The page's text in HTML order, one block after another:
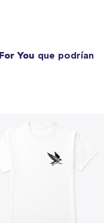
You que podrían